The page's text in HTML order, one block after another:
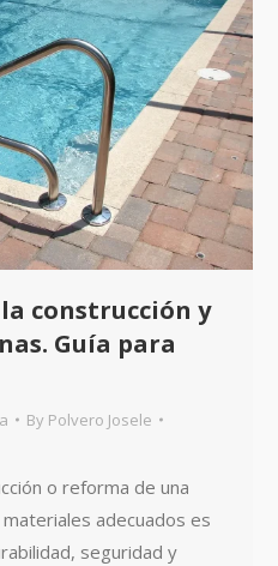
construcción y
Guía para
By Polvero Josele
o reforma de una
adecuados es
seguridad y